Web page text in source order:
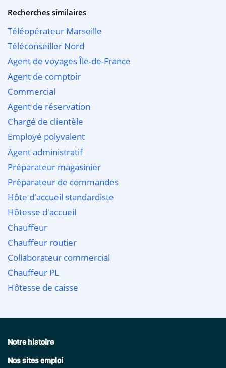
Recherches similaires
Téléopérateur Marseille
Téléconseiller Nord
Agent de voyages Île-de-France
Agent de comptoir
Commercial
Agent de réservation
Chargé de clientèle
Employé polyvalent
Agent administratif
Préparateur magasinier
Préparateur de commandes
Hôte d'accueil standardiste
Hôtesse d'accueil
Chauffeur
Chauffeur routier
Collaborateur commercial
Chauffeur PL
Hôtesse de caisse
Notre histoire
Nos sites emploi